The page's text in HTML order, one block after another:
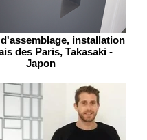
installation
des Paris, Takasaki -
Japon